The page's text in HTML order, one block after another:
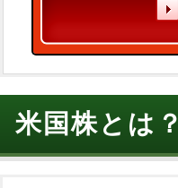
米国株とは？